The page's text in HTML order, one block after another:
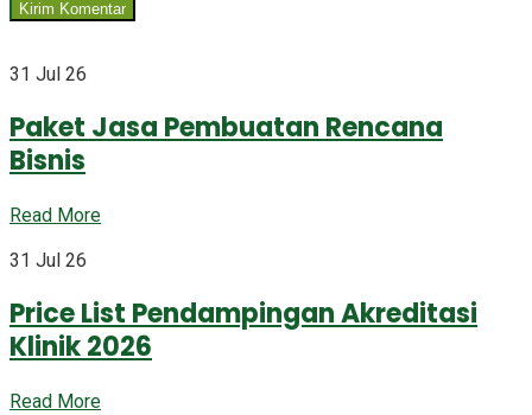
31 Jul 26
Paket Jasa Pembuatan Rencana
Bisnis
Read More
31 Jul 26
Price List Pendampingan Akreditasi
Klinik 2026
Read More